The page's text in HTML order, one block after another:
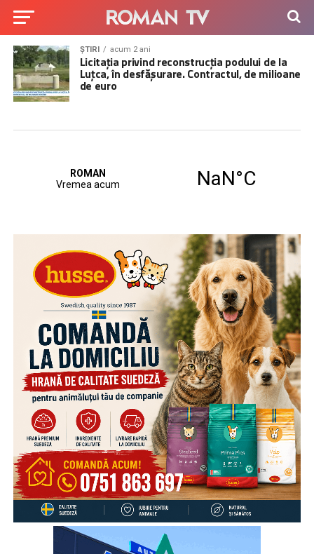
ȘTIRI acum 2 ani
Licitația privind reconstrucția podului de la
Luțca, în desfășurare. Contractul, de milioane
de euro